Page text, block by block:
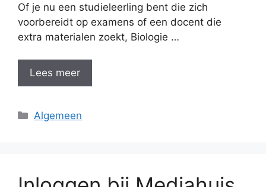
Of je nu een studieleerling bent die zich
voorbereidt op examens of een docent die
extra materialen zoekt, Biologie …
Lees meer
Categorieën
Algemeen